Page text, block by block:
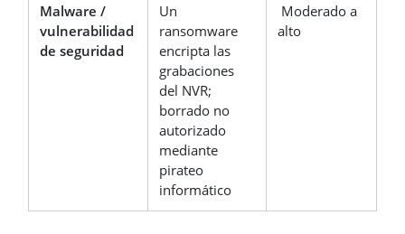
Malware /
vulnerabilidad
de seguridad
Un
ransomware
encripta las
grabaciones
del NVR;
borrado no
autorizado
mediante
pirateo
informático
Moderado a
alto